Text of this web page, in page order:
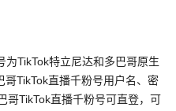
为TikTok特立尼达和多巴哥原生
TikTok直播千粉号用户名、密
哥TikTok直播千粉号可直登，可